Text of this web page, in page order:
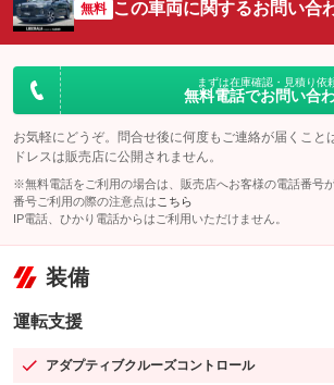
無料 この車両に関するお問い合
まずは在庫確認・見積り依
無料電話でお問い合
お気軽にどうぞ。問合せ後に何度もご連絡が届くこと
ドレスは販売店に公開されません。
※無料電話をご利用の場合は、販売店へお客様の電話番号
番号ご利用の際の注意点は こちら
IP電話、ひかり電話からはご利用いただけません。
装備
運転支援
アダプティブクルーズコントロール
：装備あり